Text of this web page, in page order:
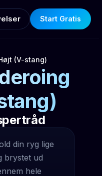
Start Gratis
(V-stang)
din ryg lige
brystet ud
hele